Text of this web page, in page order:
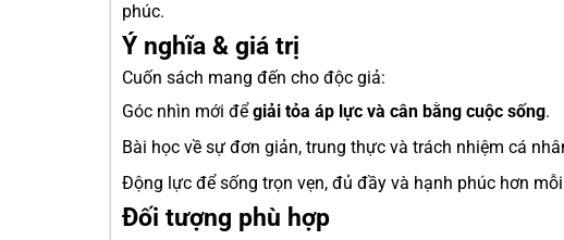
phúc.
Ý nghĩa & giá trị
Cuốn sách mang đến cho độc giả:
Góc nhìn mới để giải tỏa áp lực và cân bằng cuộc sống.
Bài học về sự đơn giản, trung thực và trách nhiệm cá
Động lực để sống trọn vẹn, đủ đầy và hạnh phúc hơn
Đối tượng phù hợp